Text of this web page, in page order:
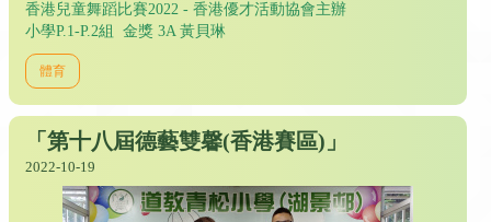
香港兒童舞蹈比賽2022 - 香港優才活動協會主辦
小學P.1-P.2組 金獎 3A 黃貝琳
體育
「第十八屆德藝雙馨(香港賽區)」
2022-10-19